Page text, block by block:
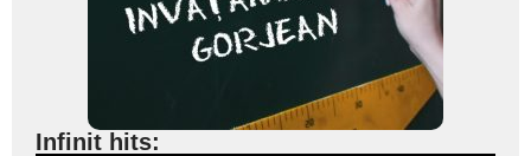
Infinit hits: